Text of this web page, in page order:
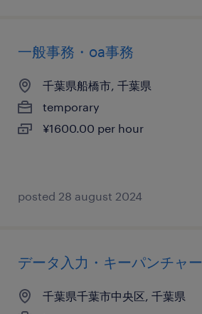
一般事務・oa事務
千葉県船橋市, 千葉県
temporary
¥1600.00 per hour
posted 28 august 2024
データ入力・キーパンチャー
千葉県千葉市中央区, 千葉県